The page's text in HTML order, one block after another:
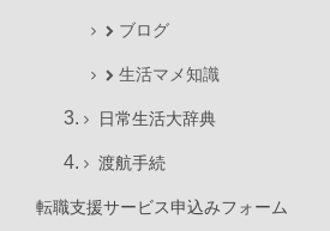
ブログ
生活マメ知識
日常生活大辞典
渡航手続
転職支援サービス申込みフォーム